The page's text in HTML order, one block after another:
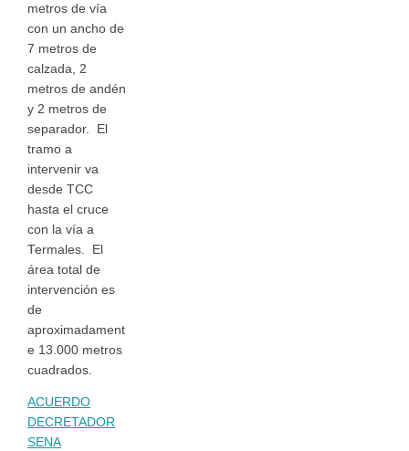
metros de vía
con un ancho de
7 metros de
calzada, 2
metros de andén
y 2 metros de
separador. El
tramo a
intervenir va
desde TCC
hasta el cruce
con la vía a
Termales. El
área total de
intervención es
de
aproximadament
e 13.000 metros
cuadrados.
ACUERDO
DECRETADOR
SENA